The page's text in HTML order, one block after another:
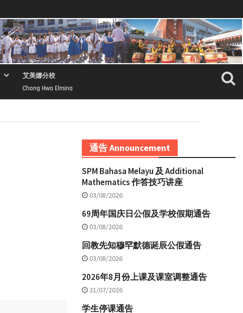
艾美娜分校
Chong Hwa Elmina
通告 Announcement
SPM Bahasa Melayu 及 Additional
Mathematics 作答技巧讲座
03/08/2026
69周年国庆日公假及学校假期通告
03/08/2026
回教先知穆罕默德诞辰公假通告
03/08/2026
2026年8月份上课及课室调整通告
31/07/2026
学生停课通告